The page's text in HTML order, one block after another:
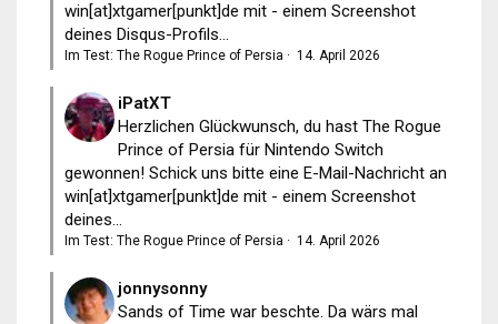
win[at]xtgamer[punkt]de mit - einem Screenshot
deines Disqus-Profils...
Im Test: The Rogue Prince of Persia · 14. April 2026
iPatXT
Herzlichen Glückwunsch, du hast The Rogue
Prince of Persia für Nintendo Switch
gewonnen! Schick uns bitte eine E-Mail-Nachricht an
win[at]xtgamer[punkt]de mit - einem Screenshot
deines...
Im Test: The Rogue Prince of Persia · 14. April 2026
jonnysonny
Sands of Time war beschte. Da wärs mal